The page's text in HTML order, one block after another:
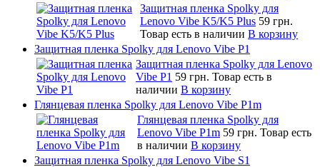
Защитная пленка Spolky для
Lenovo Vibe K5/K5 Plus 59 грн.
Товар есть в наличии В корзину
Защитная пленка Spolky для Lenovo Vibe P1
Защитная пленка Spolky для Lenovo
Vibe P1 59 грн. Товар есть в
наличии В корзину
Глянцевая пленка Spolky для Lenovo Vibe P1m
Глянцевая пленка Spolky для
Lenovo Vibe P1m 59 грн. Товар есть
в наличии В корзину
Защитная пленка Spolky для Lenovo Vibe S1